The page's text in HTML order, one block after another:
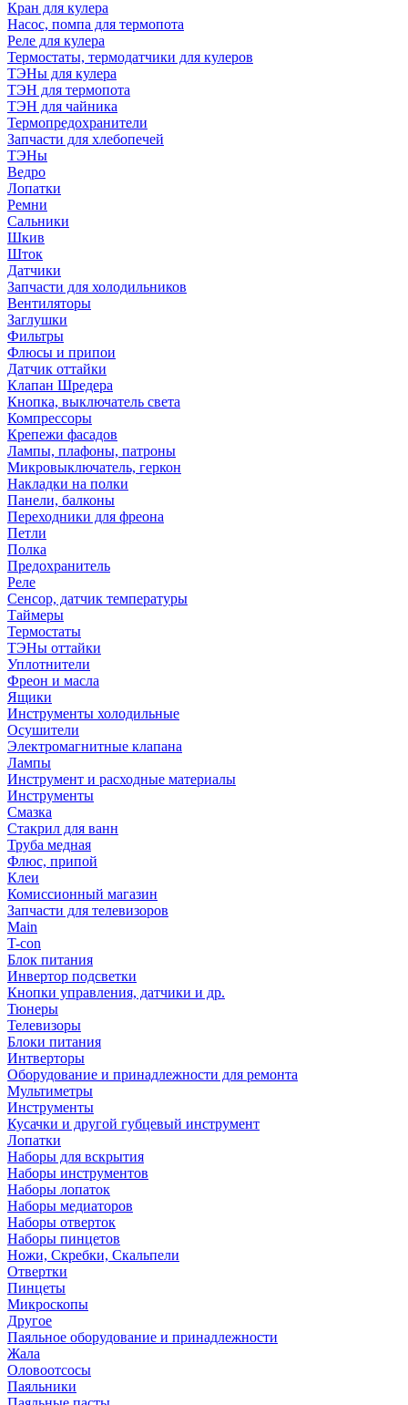
Кран для кулера
Насос, помпа для термопота
Реле для кулера
Термостаты, термодатчики для кулеров
ТЭНы для кулера
ТЭН для термопота
ТЭН для чайника
Термопредохранители
Запчасти для хлебопечей
ТЭНы
Ведро
Лопатки
Ремни
Сальники
Шкив
Шток
Датчики
Запчасти для холодильников
Вентиляторы
Заглушки
Фильтры
Флюсы и припои
Датчик оттайки
Клапан Шредера
Кнопка, выключатель света
Компрессоры
Крепежи фасадов
Лампы, плафоны, патроны
Микровыключатель, геркон
Накладки на полки
Панели, балконы
Переходники для фреона
Петли
Полка
Предохранитель
Реле
Сенсор, датчик температуры
Таймеры
Термостаты
ТЭНы оттайки
Уплотнители
Фреон и масла
Ящики
Инструменты холодильные
Осушители
Электромагнитные клапана
Лампы
Инструмент и расходные материалы
Инструменты
Смазка
Стакрил для ванн
Труба медная
Флюс, припой
Клеи
Комиссионный магазин
Запчасти для телевизоров
Main
T-con
Блок питания
Инвертор подсветки
Кнопки управления, датчики и др.
Тюнеры
Телевизоры
Блоки питания
Интверторы
Оборудование и принадлежности для ремонта
Мультиметры
Инструменты
Кусачки и другой губцевый инструмент
Лопатки
Наборы для вскрытия
Наборы инструментов
Наборы лопаток
Наборы медиаторов
Наборы отверток
Наборы пинцетов
Ножи, Скребки, Скальпели
Отвертки
Пинцеты
Микроскопы
Другое
Паяльное оборудование и принадлежности
Жала
Оловоотсосы
Паяльники